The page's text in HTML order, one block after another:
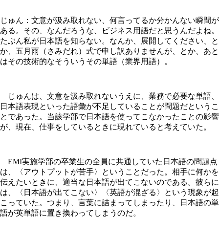
じゅん：文意が汲み取れない、何言ってるか分かんない瞬間が
ある。その、なんだろうな、ビジネス用語だと思うんだよね。
たぶん私が日本語を知らない。なんか、展開してください、と
か、五月雨（さみだれ）式で申し訳ありませんが、とか、あと
はその技術的なそういうその単語（業界用語）。
じゅんは、文意を汲み取れないうえに、業務で必要な単語、
日本語表現といった語彙が不足していることが問題だというこ
とであった。当該学部で日本語を使ってこなかったことの影響
が、現在、仕事をしているときに現れていると考えていた。
EMI実施学部の卒業生の全員に共通していた日本語の問題点
は、〈アウトプットが苦手〉ということだった。相手に何かを
伝えたいときに、適当な日本語が出てこないのである。彼らに
は、〈日本語が出てこない〉〈英語が混ざる〉という現象が起
こっていた。つまり、言葉に詰まってしまったり、日本語の単
語が英単語に置き換わってしまうのだ。